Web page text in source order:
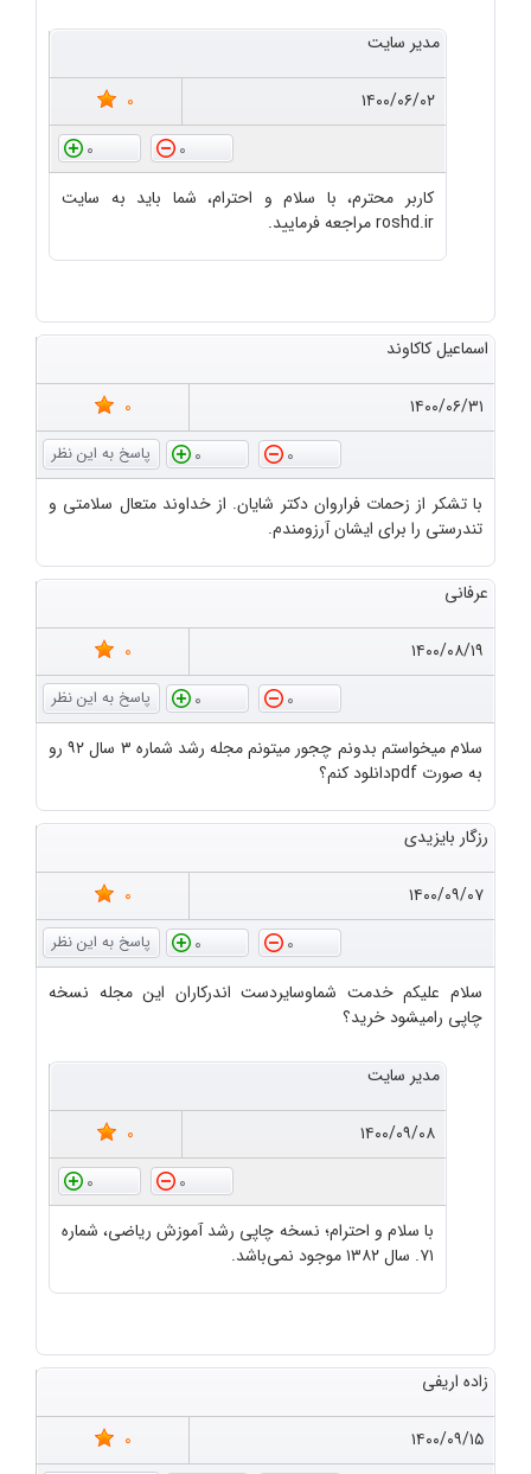
مدیر سایت
۱۴۰۰/۰۶/۰۲
0
0
0
کاربر محترم، با سلام و احترام، شما باید به سایت
roshd.ir مراجعه فرمایید.
اسماعیل کاکاوند
۱۴۰۰/۰۶/۳۱
0
0
0
با تشکر از زحمات فراروان دکتر شایان. از خداوند متعال سلامتی و
تندرستی را برای ایشان آرزومندم.
عرفانی
۱۴۰۰/۰۸/۱۹
0
0
0
سلام میخواستم بدونم چجور میتونم مجله رشد شماره ۳ سال ۹۲ رو
به صورت pdfدانلود کنم؟
رزگار بایزیدی
۱۴۰۰/۰۹/۰۷
0
0
0
سلام علیکم خدمت شماوسایردست اندرکاران این مجله نسخه
چاپی رامیشود خرید؟
مدیر سایت
۱۴۰۰/۰۹/۰۸
0
0
0
با سلام و احترام؛ نسخه چاپی رشد آموزش ریاضی، شماره
۷۱. سال ۱۳۸۲ موجود نمی‌باشد.
زاده اریفی
۱۴۰۰/۰۹/۱۵
0